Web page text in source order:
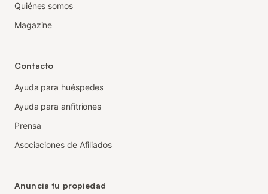
Quiénes somos
Magazine
Contacto
Ayuda para huéspedes
Ayuda para anfitriones
Prensa
Asociaciones de Afiliados
Anuncia tu propiedad